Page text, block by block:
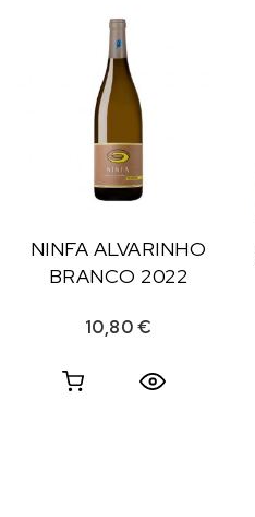
NINFA ALVARINHO
BRANCO 2022
10,80€